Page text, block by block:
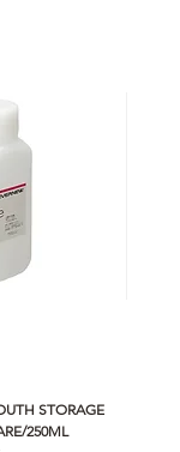
STORAGE
250ML